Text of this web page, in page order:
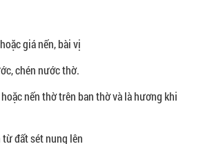
giá nến, bài vị
chén nước thờ.
nến thờ trên ban thờ và là hương khi
đất sét nung lên